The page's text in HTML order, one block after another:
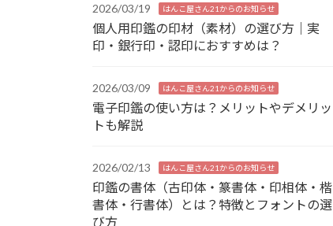
2026/03/19 はんこ屋さん21からのお知らせ
個人用印鑑の印材（素材）の選び方｜実
印・銀行印・認印におすすめは？
2026/03/09 はんこ屋さん21からのお知らせ
電子印鑑の使い方は？メリットやデメリッ
トも解説
2026/02/13 はんこ屋さん21からのお知らせ
印鑑の書体（古印体・篆書体・印相体・楷
書体・行書体）とは？特徴とフォントの選
び方